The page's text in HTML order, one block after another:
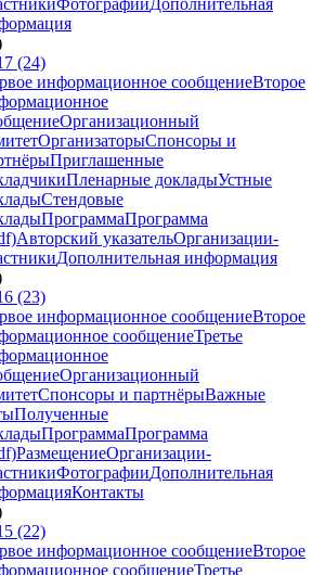
ФотографииДополнительная
(24)
информационное сообщениеВторое
Организационный
ОрганизаторыСпонсоры и
Приглашенные
Пленарные докладыУстные
Стендовые
ПрограммаПрограмма
Авторский указательОрганизации-
Дополнительная информация
(23)
информационное сообщениеВторое
сообщениеТретье
Организационный
Спонсоры и партнёрыВажные
Полученные
ПрограммаПрограмма
РазмещениеОрганизации-
ФотографииДополнительная
Контакты
(22)
информационное сообщениеВторое
сообщениеТретье